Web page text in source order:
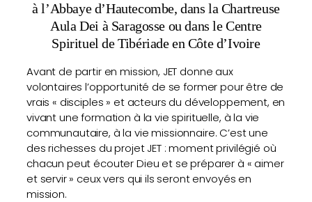
à l’Abbaye d’Hautecombe, dans la Chartreuse
Aula Dei à Saragosse ou dans le Centre
Spirituel de Tibériade en Côte d’Ivoire
Avant de partir en mission, JET donne aux
volontaires l’opportunité de se former pour être de
vrais « disciples » et acteurs du développement, en
vivant une formation à la vie spirituelle, à la vie
communautaire, à la vie missionnaire. C’est une
des richesses du projet JET : moment privilégié où
chacun peut écouter Dieu et se préparer à « aimer
et servir » ceux vers qui ils seront envoyés en
mission.